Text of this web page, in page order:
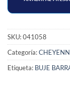
SKU:041058
Categoría:
Etiqueta: BUJE